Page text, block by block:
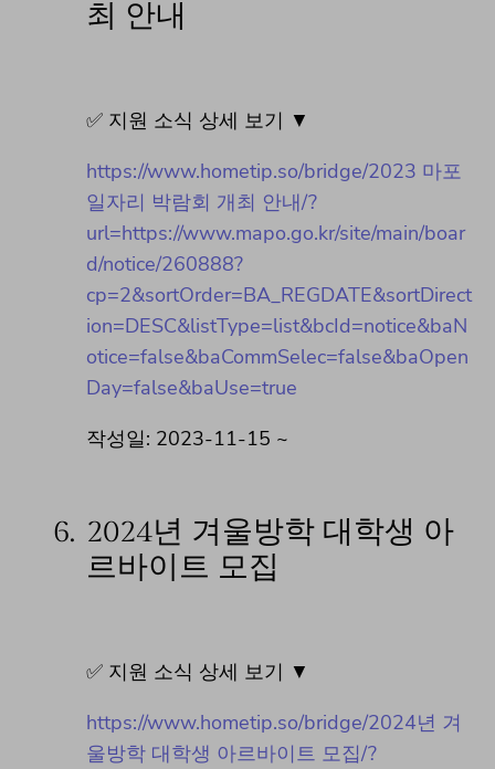
최 안내
✅ 지원 소식 상세 보기 ▼
https://www.hometip.so/bridge/2023 마포
일자리 박람회 개최 안내/?
url=https://www.mapo.go.kr/site/main/boar
d/notice/260888?
cp=2&sortOrder=BA_REGDATE&sortDirect
ion=DESC&listType=list&bcId=notice&baN
otice=false&baCommSelec=false&baOpen
Day=false&baUse=true
작성일: 2023-11-15 ~
6. 2024년 겨울방학 대학생 아
르바이트 모집
✅ 지원 소식 상세 보기 ▼
https://www.hometip.so/bridge/2024년 겨
울방학 대학생 아르바이트 모집/?